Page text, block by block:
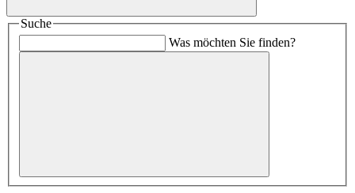
Suche
Was möchten Sie finden?